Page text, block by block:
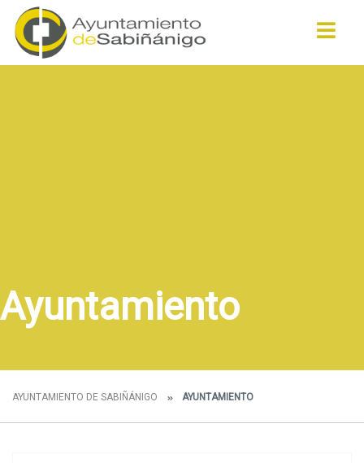
Ayuntamiento
AYUNTAMIENTO DE SABIÑÁNIGO AYUNTAMIENTO